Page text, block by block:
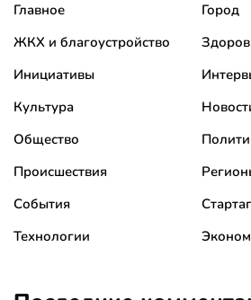
Главное
Город
ЖКХ и благоустройство
Инициативы
Культура
Общество
Происшествия
События
Технологии